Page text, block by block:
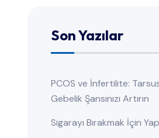
Son Yazılar
PCOS ve İnfertilite:
Gebelik Şansınızı Artırın
Sigarayı Bırakmak İçin